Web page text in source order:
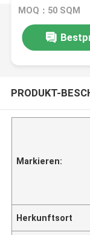
MOQ：50 SQM
PRODUKT-
Markieren:
Herkunftsort